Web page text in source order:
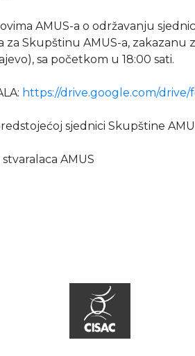
AMUS-a o održavanju
Skupštinu AMUS-a,
sa početkom u 18:00 sati.
https://drive.google.com/drive/
sjednici Skupštine
AMUS